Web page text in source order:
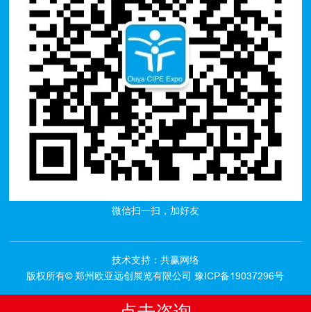
微信扫一扫，加好友
技术支持：共赢网络
版权所有© 郑州欧亚远创展览有限公司豫ICP备19037296号